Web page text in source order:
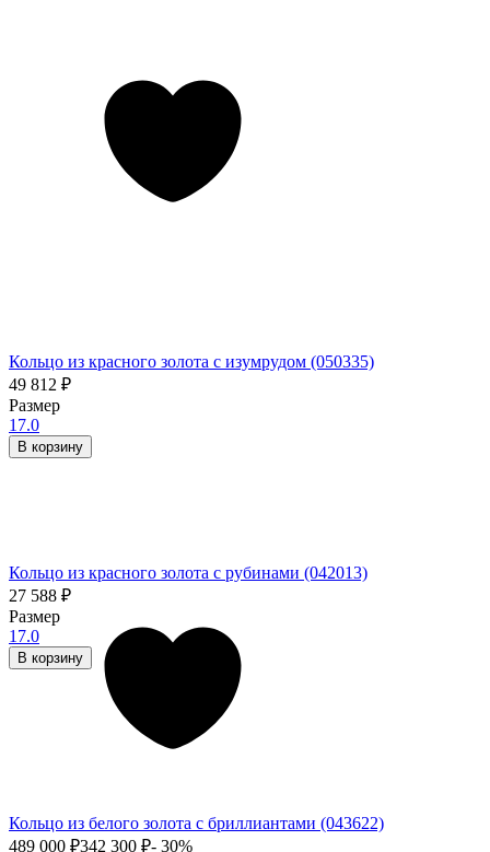
Кольцо из белого золота с бриллиантами (043622)
489 000 ₽342 300 ₽- 30%
Кольцо из красного золота с изумрудом (050335)
49 812 ₽
Размер
17.0
В корзину
Кольцо из красного золота с рубинами (042013)
27 588 ₽
Размер
17.0
В корзину